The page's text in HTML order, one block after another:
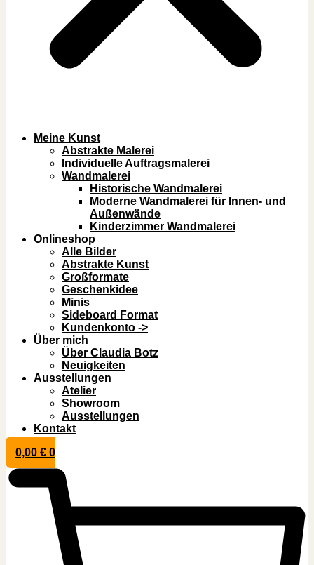
Meine Kunst
Abstrakte Malerei
Individuelle Auftragsmalerei
Wandmalerei
Historische Wandmalerei
Moderne Wandmalerei für Innen- und
Außenwände
Kinderzimmer Wandmalerei
Onlineshop
Alle Bilder
Abstrakte Kunst
Großformate
Geschenkidee
Minis
Sideboard Format
Kundenkonto ->
Über mich
Über Claudia Botz
Neuigkeiten
Ausstellungen
Atelier
Showroom
Ausstellungen
Kontakt
0,00 € 0